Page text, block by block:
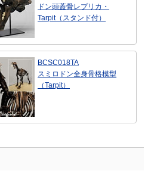
ドン頭蓋骨レプリカ・
Tarpit（スタンド付）
BCSC018TA
スミロドン全身骨格模型
（Tarpit）